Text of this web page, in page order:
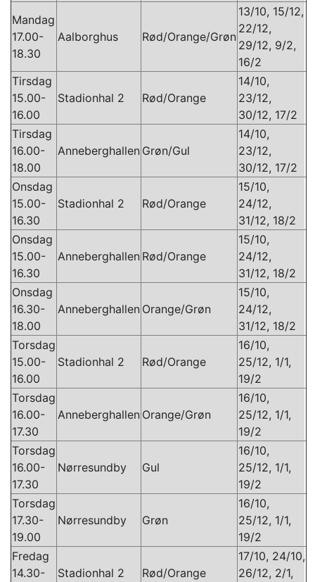
Mandag
17.00-
18.30
Aalborghus Rød/Orange/Grøn
13/10, 15/12,
22/12,
29/12, 9/2,
16/2
Tirsdag
15.00-
16.00
Stadionhal 2 Rød/Orange
14/10,
23/12,
30/12, 17/2
Tirsdag
16.00-
18.00
Anneberghallen Grøn/Gul
14/10,
23/12,
30/12, 17/2
Onsdag
15.00-
16.30
Stadionhal 2 Rød/Orange
15/10,
24/12,
31/12, 18/2
Onsdag
15.00-
16.30
Anneberghallen Rød/Orange
15/10,
24/12,
31/12, 18/2
Onsdag
16.30-
18.00
Anneberghallen Orange/Grøn
15/10,
24/12,
31/12, 18/2
Torsdag
15.00-
16.00
Stadionhal 2 Rød/Orange
16/10,
25/12, 1/1,
19/2
Torsdag
16.00-
17.30
Anneberghallen Orange/Grøn
16/10,
25/12, 1/1,
19/2
Torsdag
16.00-
17.30
Nørresundby Gul
16/10,
25/12, 1/1,
19/2
Torsdag
17.30-
19.00
Nørresundby Grøn
16/10,
25/12, 1/1,
19/2
Fredag
14.30-
Stadionhal 2 Rød/Orange
17/10, 24/10,
26/12, 2/1,